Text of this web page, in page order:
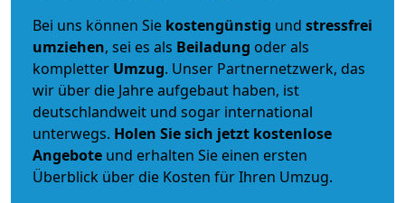
Bei uns können Sie kostengünstig und stressfrei
umziehen, sei es als Beiladung oder als
kompletter Umzug. Unser Partnernetzwerk, das
wir über die Jahre aufgebaut haben, ist
deutschlandweit und sogar international
unterwegs. Holen Sie sich jetzt kostenlose
Angebote und erhalten Sie einen ersten
Überblick über die Kosten für Ihren Umzug.